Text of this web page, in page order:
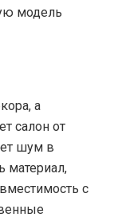
модель
а
салон от
шум в
материал,
с